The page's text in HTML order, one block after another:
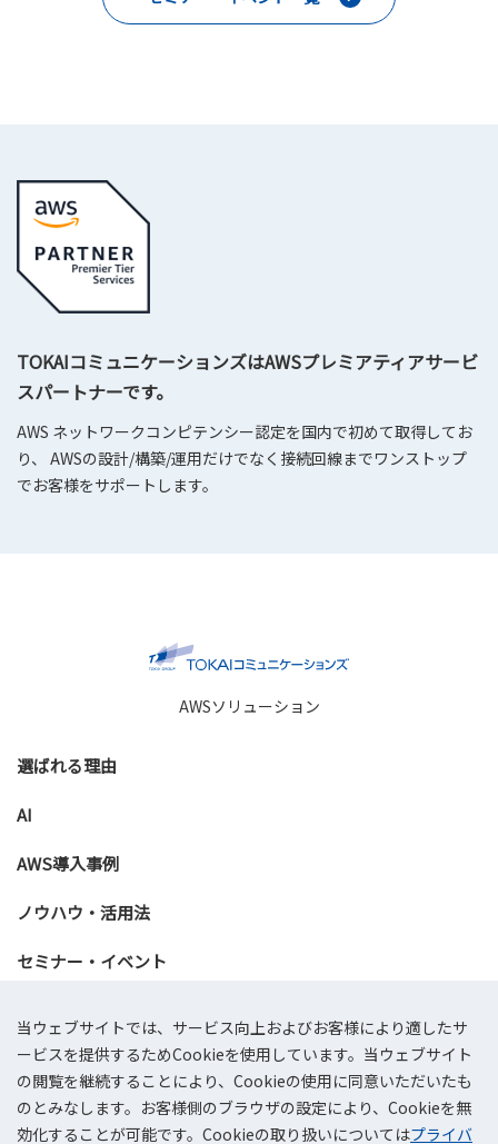
当ウェブサイトでは、サービス向上およびお客様により適したサ
ービスを提供するためCookieを使用しています。当ウェブサイト
の閲覧を継続することにより、Cookieの使用に同意いただいたも
のとみなします。お客様側のブラウザの設定により、Cookieを無
効化することが可能です。Cookieの取り扱いについてはプライバ
TOKAIコミュニケーションズはAWSプレミアティアサービ
スパートナーです。
AWS ネットワークコンピテンシー認定を国内で初めて取得してお
り、 AWSの設計/構築/運用だけでなく接続回線までワンストップ
でお客様をサポートします。
AWSソリューション
選ばれる理由
AI
AWS導入事例
ノウハウ・活用法
セミナー・イベント
お問い合わせ
会社概要プライバシーポリシー 情報セキュリティ基本方針 サイトマップ